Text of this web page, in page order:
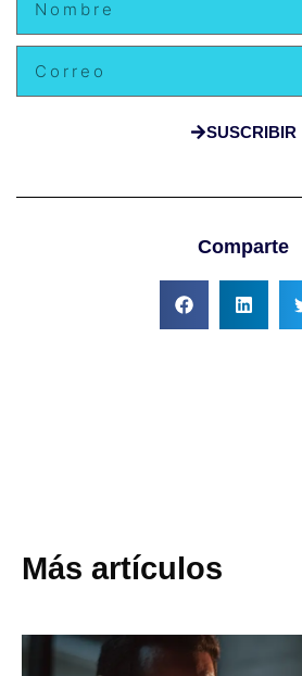
SUSCRIBIR
Comparte
Más artículos